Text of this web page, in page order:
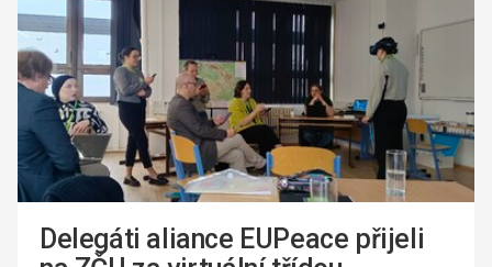
Delegáti aliance EUPeace přijeli